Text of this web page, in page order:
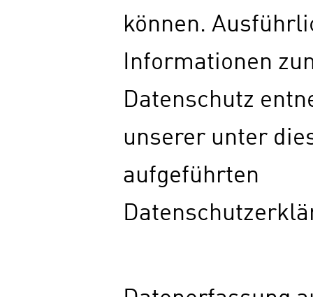
können.
Informationen
Datenschutz
unserer unter
aufgeführten